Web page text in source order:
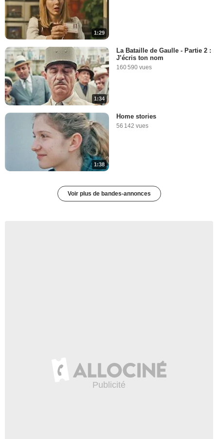
1:29
1:34
La Bataille de Gaulle - Partie 2 :
J’écris ton nom
160 590 vues
1:38
Home stories
56 142 vues
Voir plus de bandes-annonces